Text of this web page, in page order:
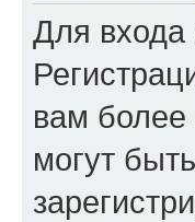
Для
вам
могут